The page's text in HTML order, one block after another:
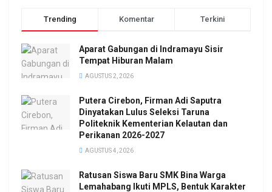
Trending Komentar Terkini
Aparat Gabungan di Indramayu Sisir
Tempat Hiburan Malam
AGUSTUS 2, 2026
Putera Cirebon, Firman Adi Saputra
Dinyatakan Lulus Seleksi Taruna
Politeknik Kementerian Kelautan dan
Perikanan 2026-2027
AGUSTUS 4, 2026
Ratusan Siswa Baru SMK Bina Warga
Lemahabang Ikuti MPLS, Bentuk Karakter